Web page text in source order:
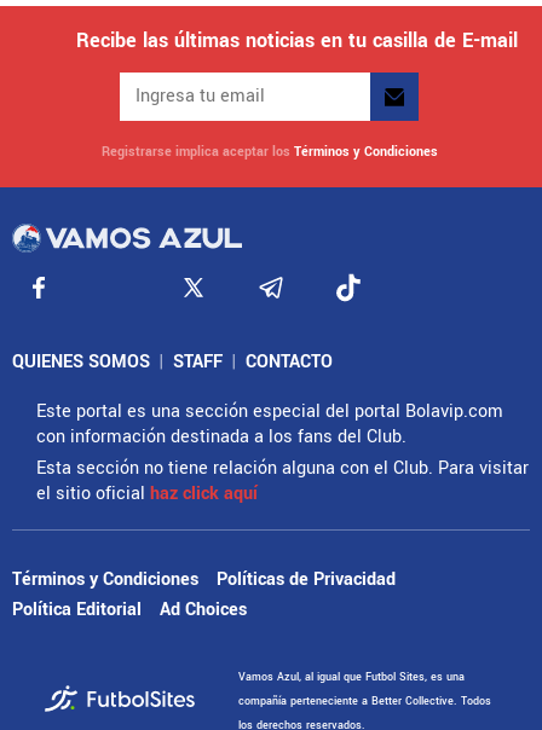
Recibe las últimas noticias en tu casilla de E-mail
Registrarse implica aceptar los Términos y Condiciones
QUIENES SOMOS | STAFF | CONTACTO
Este portal es una sección especial del portal Bolavip.com
con información destinada a los fans del Club.
Esta sección no tiene relación alguna con el Club. Para visitar
el sitio oficial haz click aquí
Términos y Condiciones
Políticas de Privacidad
Política Editorial
Ad Choices
Vamos Azul, al igual que Futbol Sites, es una
compañía perteneciente a Better Collective. Todos
los derechos reservados.